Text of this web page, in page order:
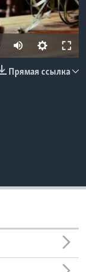
Прямая ссылка